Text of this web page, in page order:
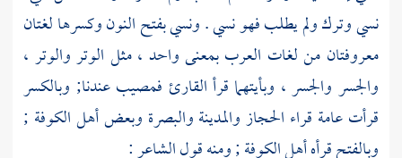
نسي وترك ولم يطلب فهو نسي . ونسي بفتح النون وكسرها لغتان
معروفتان من لغات العرب بمعنى واحد ، مثل الوتر والوتر ،
والجسر والجسر ، وبأيتهما قرأ القارئ فمصيب عندنا; وبالكسر
قرأت عامة قراء الحجازوالمدينةوالبصرة وبعض أهلالكوفة ;
وبالفتح قرأه أهلالكوفة; ومنه قول الشاعر :